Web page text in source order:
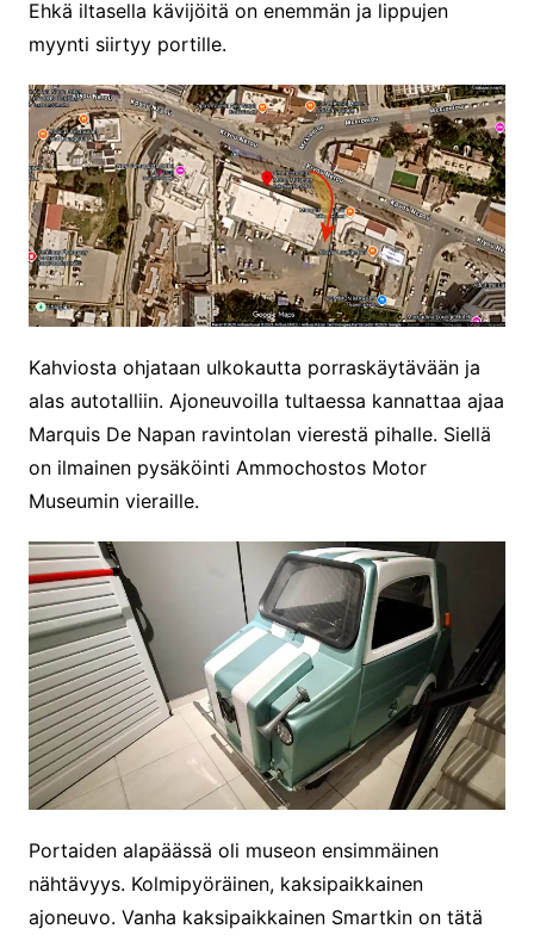
Ehkä iltasella kävijöitä on enemmän ja lippujen
myynti siirtyy portille.
Kahviosta ohjataan ulkokautta porraskäytävään ja
alas autotalliin. Ajoneuvoilla tultaessa kannattaa ajaa
Marquis De Napan ravintolan vierestä pihalle. Siellä
on ilmainen pysäköinti Ammochostos Motor
Museumin vieraille.
Portaiden alapäässä oli museon ensimmäinen
nähtävyys. Kolmipyöräinen, kaksipaikkainen
ajoneuvo. Vanha kaksipaikkainen Smartkin on tätä